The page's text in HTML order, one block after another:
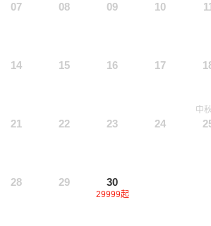
07 08 09 10
14 15 16 17
21 22 23 24
中
28 29 30
29999起